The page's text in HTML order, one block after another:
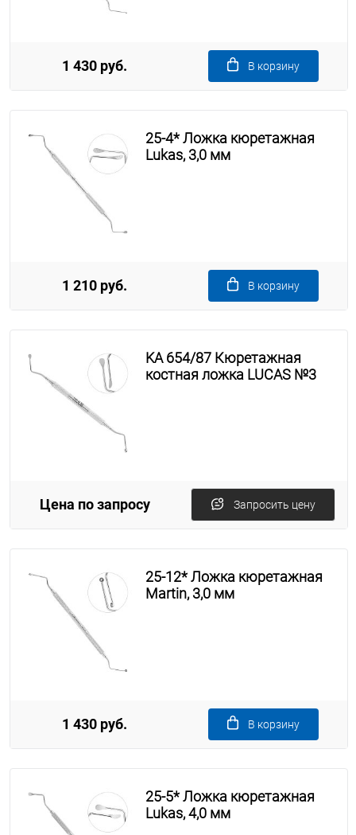
1 430 руб. В корзину
25-4* Ложка кюретажная
Lukas, 3,0 мм
1 210 руб. В корзину
KA 654/87 Кюретажная
костная ложка LUCAS №3
Цена по запросу Запросить цену
25-12* Ложка кюретажная
Martin, 3,0 мм
1 430 руб. В корзину
25-5* Ложка кюретажная
Lukas, 4,0 мм